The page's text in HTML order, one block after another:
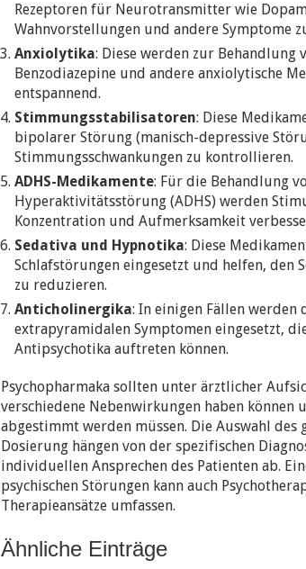
Rezeptoren für Neurotransmitter wie
Wahnvorstellungen und andere Symptome
Anxiolytika: Diese werden zur Behandlung
Benzodiazepine und andere anxiolytische
entspannend.
Stimmungsstabilisatoren: Diese
bipolarer Störung (manisch-depressive
Stimmungsschwankungen zu kontrollieren.
ADHS-Medikamente: Für die Behandlung
Hyperaktivitätsstörung (ADHS) werden
Konzentration und Aufmerksamkeit
Sedativa und Hypnotika: Diese
Schlafstörungen eingesetzt und helfen, den
zu reduzieren.
Anticholinergika: In einigen Fällen werden
extrapyramidalen Symptomen eingesetzt,
Antipsychotika auftreten können.
Psychopharmaka sollten unter ärztlicher
verschiedene Nebenwirkungen haben
abgestimmt werden müssen. Die Auswahl
Dosierung hängen von der spezifischen
individuellen Ansprechen des Patienten ab.
psychischen Störungen kann auch
Therapieansätze umfassen.
Ähnliche Einträge